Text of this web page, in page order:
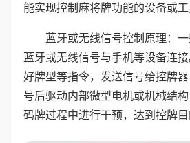
能实现控制麻将牌功能的设备或工
蓝牙或无线信号控制原理：
蓝牙或无线信号与手机等设备连
好牌型等指令，发送信号给控牌
号后驱动内部微型电机或机械结构
码牌过程中进行干预，达到控牌目